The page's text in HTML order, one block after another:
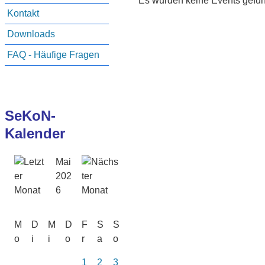
Kontakt
Downloads
FAQ - Häufige Fragen
SeKoN-
Kalender
Mai
202
6
M
o
D
i
M
i
D
o
F
r
S
a
S
o
1 2 3